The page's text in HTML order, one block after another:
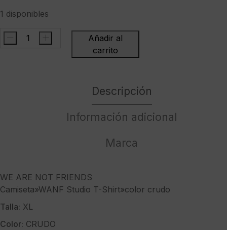
1 disponibles
WE
- +
Añadir al
carrito
Descripción
Información adicional
Marca
WE ARE NOT FRIENDS
Camiseta»WANF Studio T-Shirt»color crudo
Talla: XL
Color: CRUDO